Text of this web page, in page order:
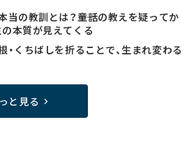
当の教訓とは？――童話の教えを疑ってか
本質が見えてくる
・くちばしを折ることで、生まれ変わる
と見る